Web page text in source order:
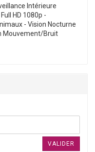
Intérieure
HD 1080p -
- Vision Nocturne
Mouvement/Bruit
VALIDER